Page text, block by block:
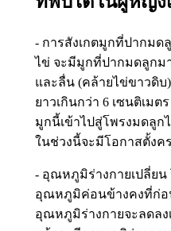
- การสังเกตมูกที่ปากมดลู
ไข่ จะมีมูกที่ปากมดลูก
และลื่น (คล้ายไข่ขาวดิบ
ยาวเกินกว่า 6 เซนติเม
มูกนี้เข้าไปสู่โพรงมดลูก
ในช่วงนี้จะมีโอกาสตั้งค
- อุณหภูมิร่างกายเปลี่ยน
อุณหภูมิค่อนข้างคงที่ก่อ
อุณหภูมิร่างกายจะลดลง